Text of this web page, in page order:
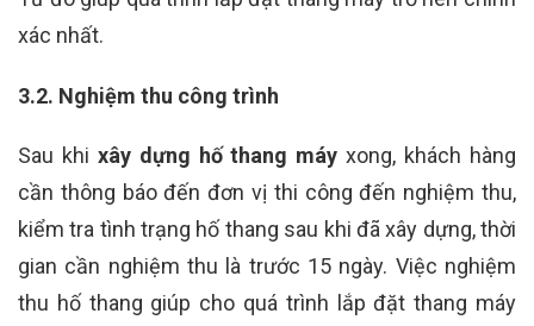
xác nhất.
3.2. Nghiệm thu công trình
Sau khi xây dựng hố thang máy xong, khách hàng
cần thông báo đến đơn vị thi công đến nghiệm thu,
kiểm tra tình trạng hố thang sau khi đã xây dựng, thời
gian cần nghiệm thu là trước 15 ngày. Việc nghiệm
thu hố thang giúp cho quá trình lắp đặt thang máy